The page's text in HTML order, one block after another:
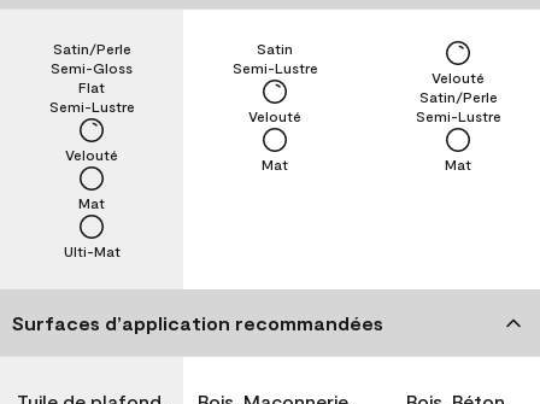
Ulti-Mat
Mat
Velouté
Semi-Lustre
Flat
Semi-Gloss
Satin/Perle
Mat
Velouté
Semi-Lustre
Satin
Mat
Semi-Lustre
Satin/Perle
Velouté
Surfaces d’application recommandées